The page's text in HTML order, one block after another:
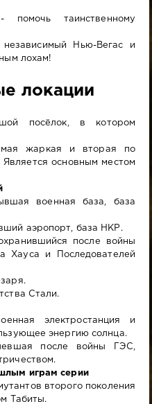
таинственному
Нью-Вегас и
лохам!
локации
посёлок, в котором
жаркая и вторая по
основным местом
военная база, база
аэропорт, база НКР.
после войны
Хауса и Последователей
Стали.
электростанция и
энергию солнца.
после войны ГЭС,
играм серии
второго поколения
Табиты.